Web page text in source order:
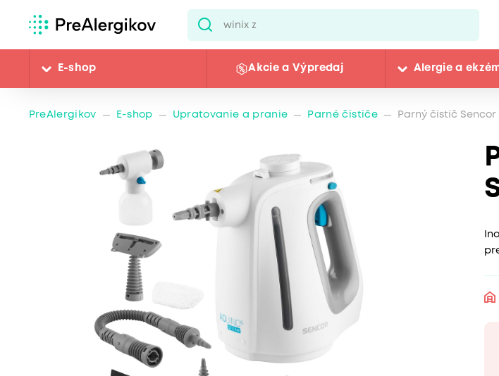
E-shop Akcie a Výpredaj Alergie a
PreAlergikov E-shop Upratovanie a pranie Parné čističe Parný čistič Sencor